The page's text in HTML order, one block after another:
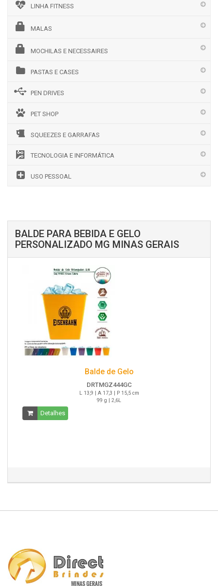
LINHA FITNESS
MALAS
MOCHILAS E NECESSAIRES
PASTAS E CASES
PEN DRIVES
PET SHOP
SQUEEZES E GARRAFAS
TECNOLOGIA E INFORMÁTICA
USO PESSOAL
BALDE PARA BEBIDA E GELO
PERSONALIZADO MG MINAS GERAIS
Balde de Gelo
DRTMGZ444GC
L 13,9 | A 17,3 | P 15,5 cm
99 g | 2,6L
Detalhes